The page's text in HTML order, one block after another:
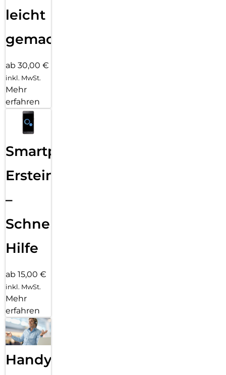
leicht
gemacht!
ab 30,00 €
inkl. MwSt.
Mehr
erfahren
Smartphone
Ersteinrichtung
–
Schnelle
Hilfe
ab 15,00 €
inkl. MwSt.
Mehr
erfahren
Handy